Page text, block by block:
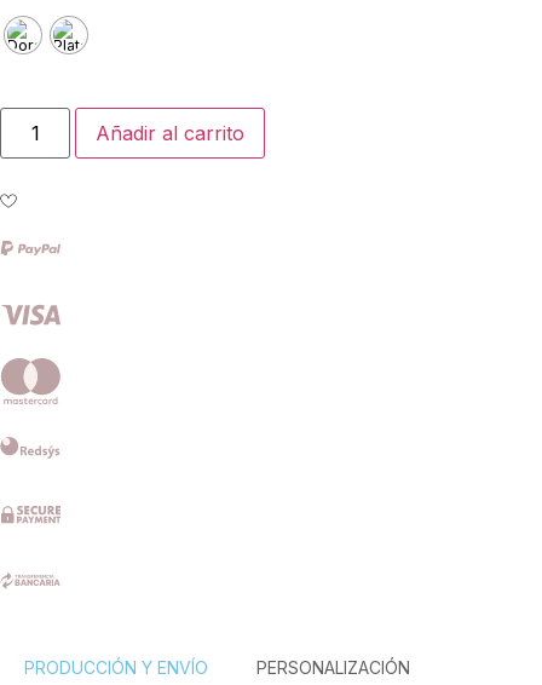
Añadir al carrito
PRODUCCIÓN Y ENVÍO PERSONALIZACIÓN